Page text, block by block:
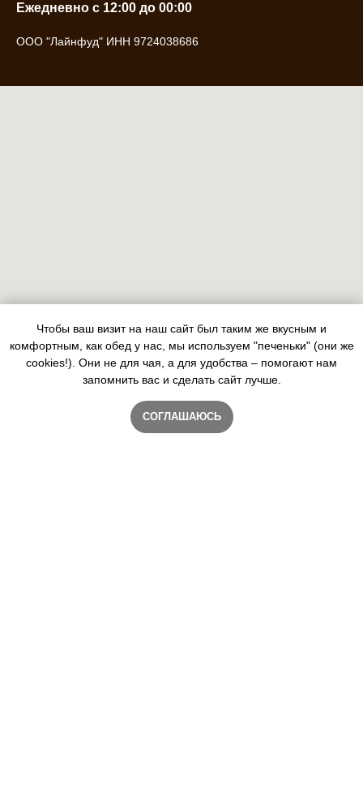
Чтобы ваш визит на наш сайт был таким же вкусным и
комфортным, как обед у нас, мы используем "печеньки" (они же
cookies!). Они не для чая, а для удобства – помогают нам
запомнить вас и сделать сайт лучше.
СОГЛАШАЮСЬ
Ежедневно с 12:00 до 00:00
ООО "Лайнфуд" ИНН 9724038686